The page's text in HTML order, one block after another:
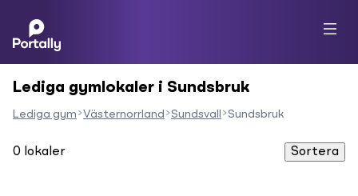
Lediga gymlokaler i Sundsbruk
Lediga gym Västernorrland Sundsvall Sundsbruk
0 lokaler Sortera